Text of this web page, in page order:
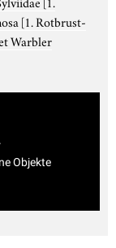
[1. Rotbrust-
Warbler
Objekte